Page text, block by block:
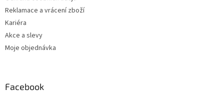
Reklamace a vrácení zboží
Kariéra
Akce a slevy
Moje objednávka
Facebook